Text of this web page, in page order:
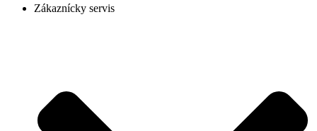
Zákaznícky servis